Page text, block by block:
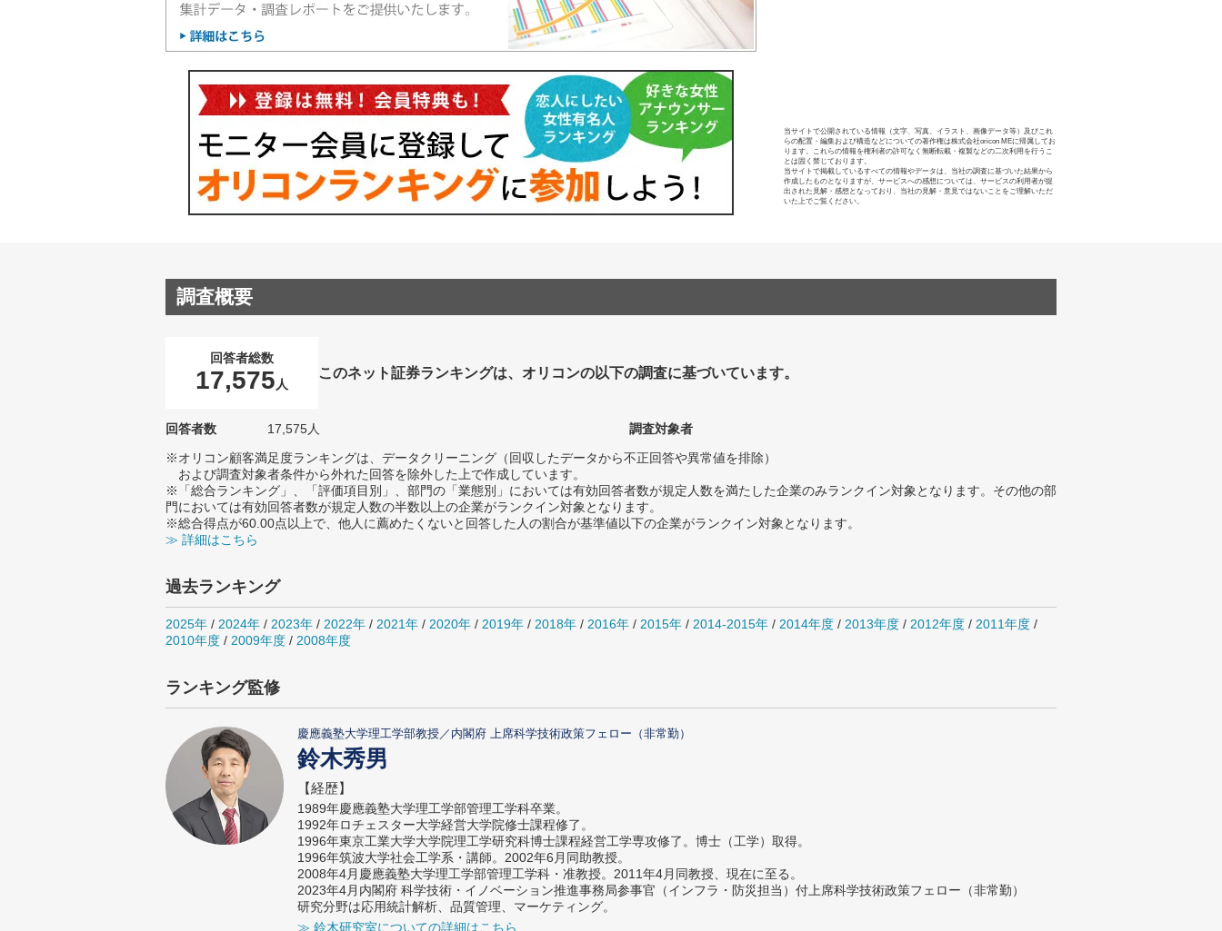
当サイトで公開されている情報（文字、写真、イラスト、画像データ等）及びこれ
らの配置・編集および構造などについての著作権は株式会社oricon MEに帰属してお
ります。これらの情報を権利者の許可なく無断転載・複製などの二次利用を行うこ
とは固く禁じております。
当サイトで掲載しているすべての情報やデータは、当社の調査に基づいた結果から
作成したものとなりますが、サービスへの感想については、サービスの利用者が提
出された見解・感想となっており、当社の見解・意見ではないことをご理解いただ
いた上でご覧ください。
調査概要
回答者総数
17,575 人
このネット証券ランキングは、オリコンの以下の調査に基づいています。
回答者数 17,575人
調査対象者
※オリコン顧客満足度ランキングは、データクリーニング（回収したデータから不正回答や異常値を排除）
および調査対象者条件から外れた回答を除外した上で作成しています。
※「総合ランキング」、「評価項目別」、部門の「業態別」においては有効回答者数が規定人数を満たした企業のみランクイン対象となります。その他の部
門においては有効回答者数が規定人数の半数以上の企業がランクイン対象となります。
※総合得点が60.00点以上で、他人に薦めたくないと回答した人の割合が基準値以下の企業がランクイン対象となります。
≫ 詳細はこちら
過去ランキング
2025年 / 2024年 / 2023年 / 2022年 / 2021年 / 2020年 / 2019年 / 2018年 / 2016年 / 2015年 / 2014-2015年 / 2014年度 / 2013年度 / 2012年度 / 2011年度 /
2010年度 / 2009年度 / 2008年度
ランキング監修
慶應義塾大学理工学部教授／内閣府 上席科学技術政策フェロー（非常勤）
鈴木秀男
【経歴】
1989年慶應義塾大学理工学部管理工学科卒業。
1992年ロチェスター大学経営大学院修士課程修了。
1996年東京工業大学大学院理工学研究科博士課程経営工学専攻修了。博士（工学）取得。
1996年筑波大学社会工学系・講師。2002年6月同助教授。
2008年4月慶應義塾大学理工学部管理工学科・准教授。2011年4月同教授、現在に至る。
2023年4月内閣府 科学技術・イノベーション推進事務局参事官（インフラ・防災担当）付上席科学技術政策フェロー（非常勤）
研究分野は応用統計解析、品質管理、マーケティング。
≫ 鈴木研究室についての詳細はこちら